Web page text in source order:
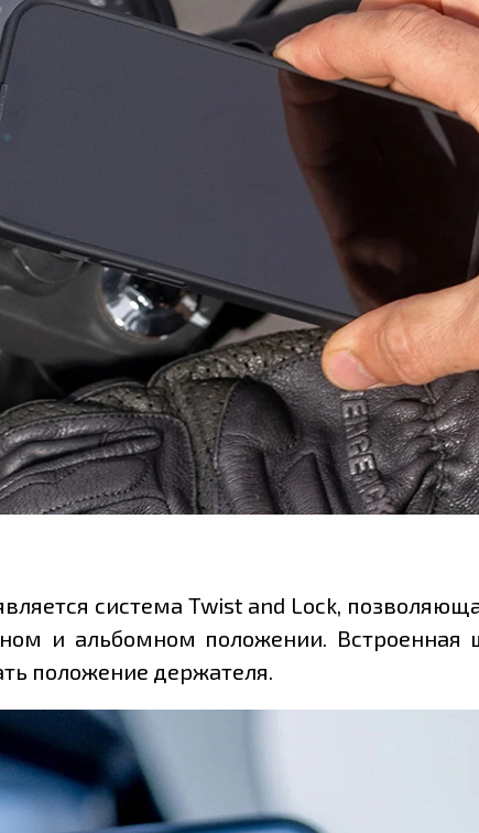
система Twist and Lock,
и альбомном положении.
положение держателя.